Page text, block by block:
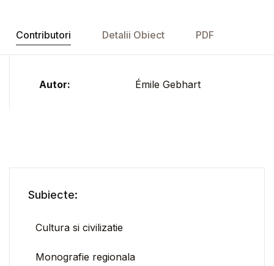
Contributori Detalii Obiect PDF
Autor: Émile Gebhart
Subiecte:
Cultura si civilizatie
Monografie regionala